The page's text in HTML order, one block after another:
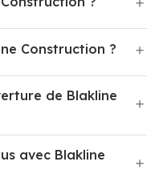
Construction ?
de Blakline
avec Blakline